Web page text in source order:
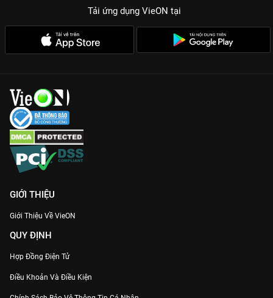
Tải ứng dụng VieON tại
GIỚI THIỆU
Giới Thiệu Về VieON
QUY ĐỊNH
Hợp Đồng Điện Tử
Điều Khoản Và Điều Kiện